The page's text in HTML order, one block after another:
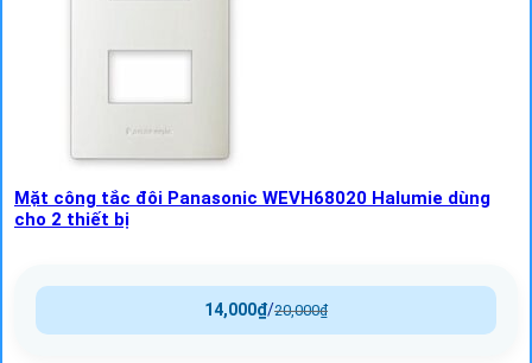
Mặt công tắc đôi Panasonic WEVH68020 Halumie dùng
cho 2 thiết bị
20,000₫
/
14,000₫